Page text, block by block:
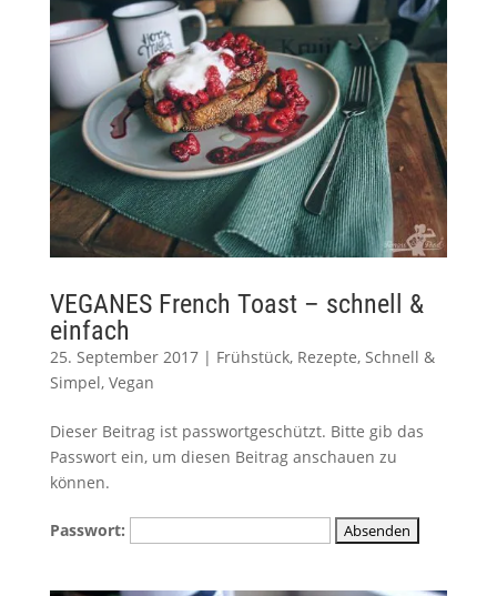
VEGANES French Toast – schnell &
einfach
25. September 2017| Frühstück, Rezepte, Schnell &
Simpel, Vegan
Dieser Beitrag ist passwortgeschützt. Bitte gib das
Passwort ein, um diesen Beitrag anschauen zu
können.
Passwort: